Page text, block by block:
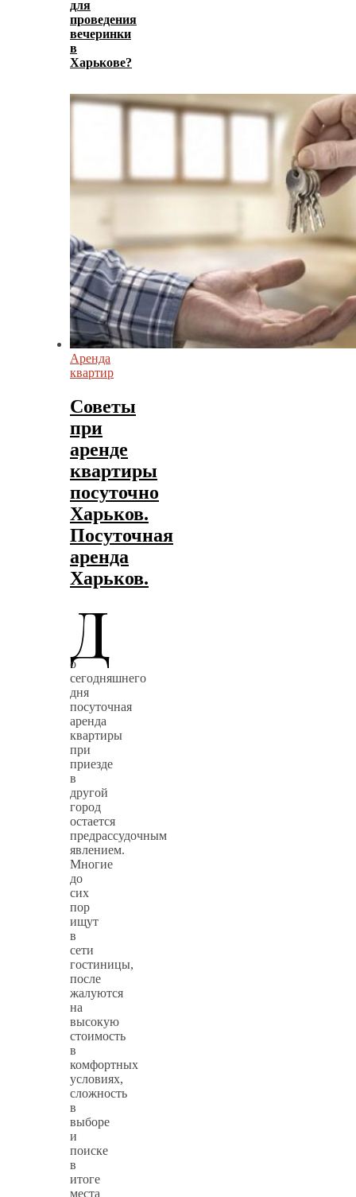
для
проведения
вечеринки
в
Харькове?
Аренда
квартир
Советы
при
аренде
квартиры
посуточно
Харьков.
Посуточная
аренда
Харьков.
Д
о
сегодняшнего
дня
посуточная
аренда
квартиры
при
приезде
в
другой
город
остается
предрассудочным
явлением.
Многие
до
сих
пор
ищут
в
сети
гостиницы,
после
жалуются
на
высокую
стоимость
в
комфортных
условиях,
сложность
в
выборе
и
поиске
в
итоге
места